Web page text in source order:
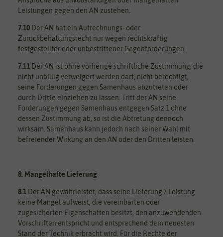
Leistungen gegen den AN zustehen.
7.10 Der AN hat ein Aufrechnungs- oder
Zurückbehaltungsrecht nur wegen rechtskräftig
festgestellter oder unbestrittener Gegenforderungen.
7.11 Der AN ist ohne vorherige schriftliche Zustimmung, die
nicht unbillig verweigert werden darf, nicht berechtigt,
seine Forderungen gegen Samenhaus abzutreten oder
durch Dritte einziehen zu lassen. Tritt der AN seine
Forderungen gegen Samenhaus entgegen Satz 1 ohne
dessen Zustimmung ab, so ist die Abtretung dennoch
wirksam. Samenhaus kann jedoch nach seiner Wahl mit
befreiender Wirkung an den AN oder den Dritten leisten.
8. Mangelhafte Lieferung
8.1 Der AN gewährleistet, dass seine Lieferung / Leistung
keine Mängel aufweist, die vereinbarten oder
zugesicherten Eigenschaften besitzt, den anzuwendenden
Vorschriften entspricht und entsprechend dem neuesten
Stand der Technik erbracht wird. Für die Rechte der